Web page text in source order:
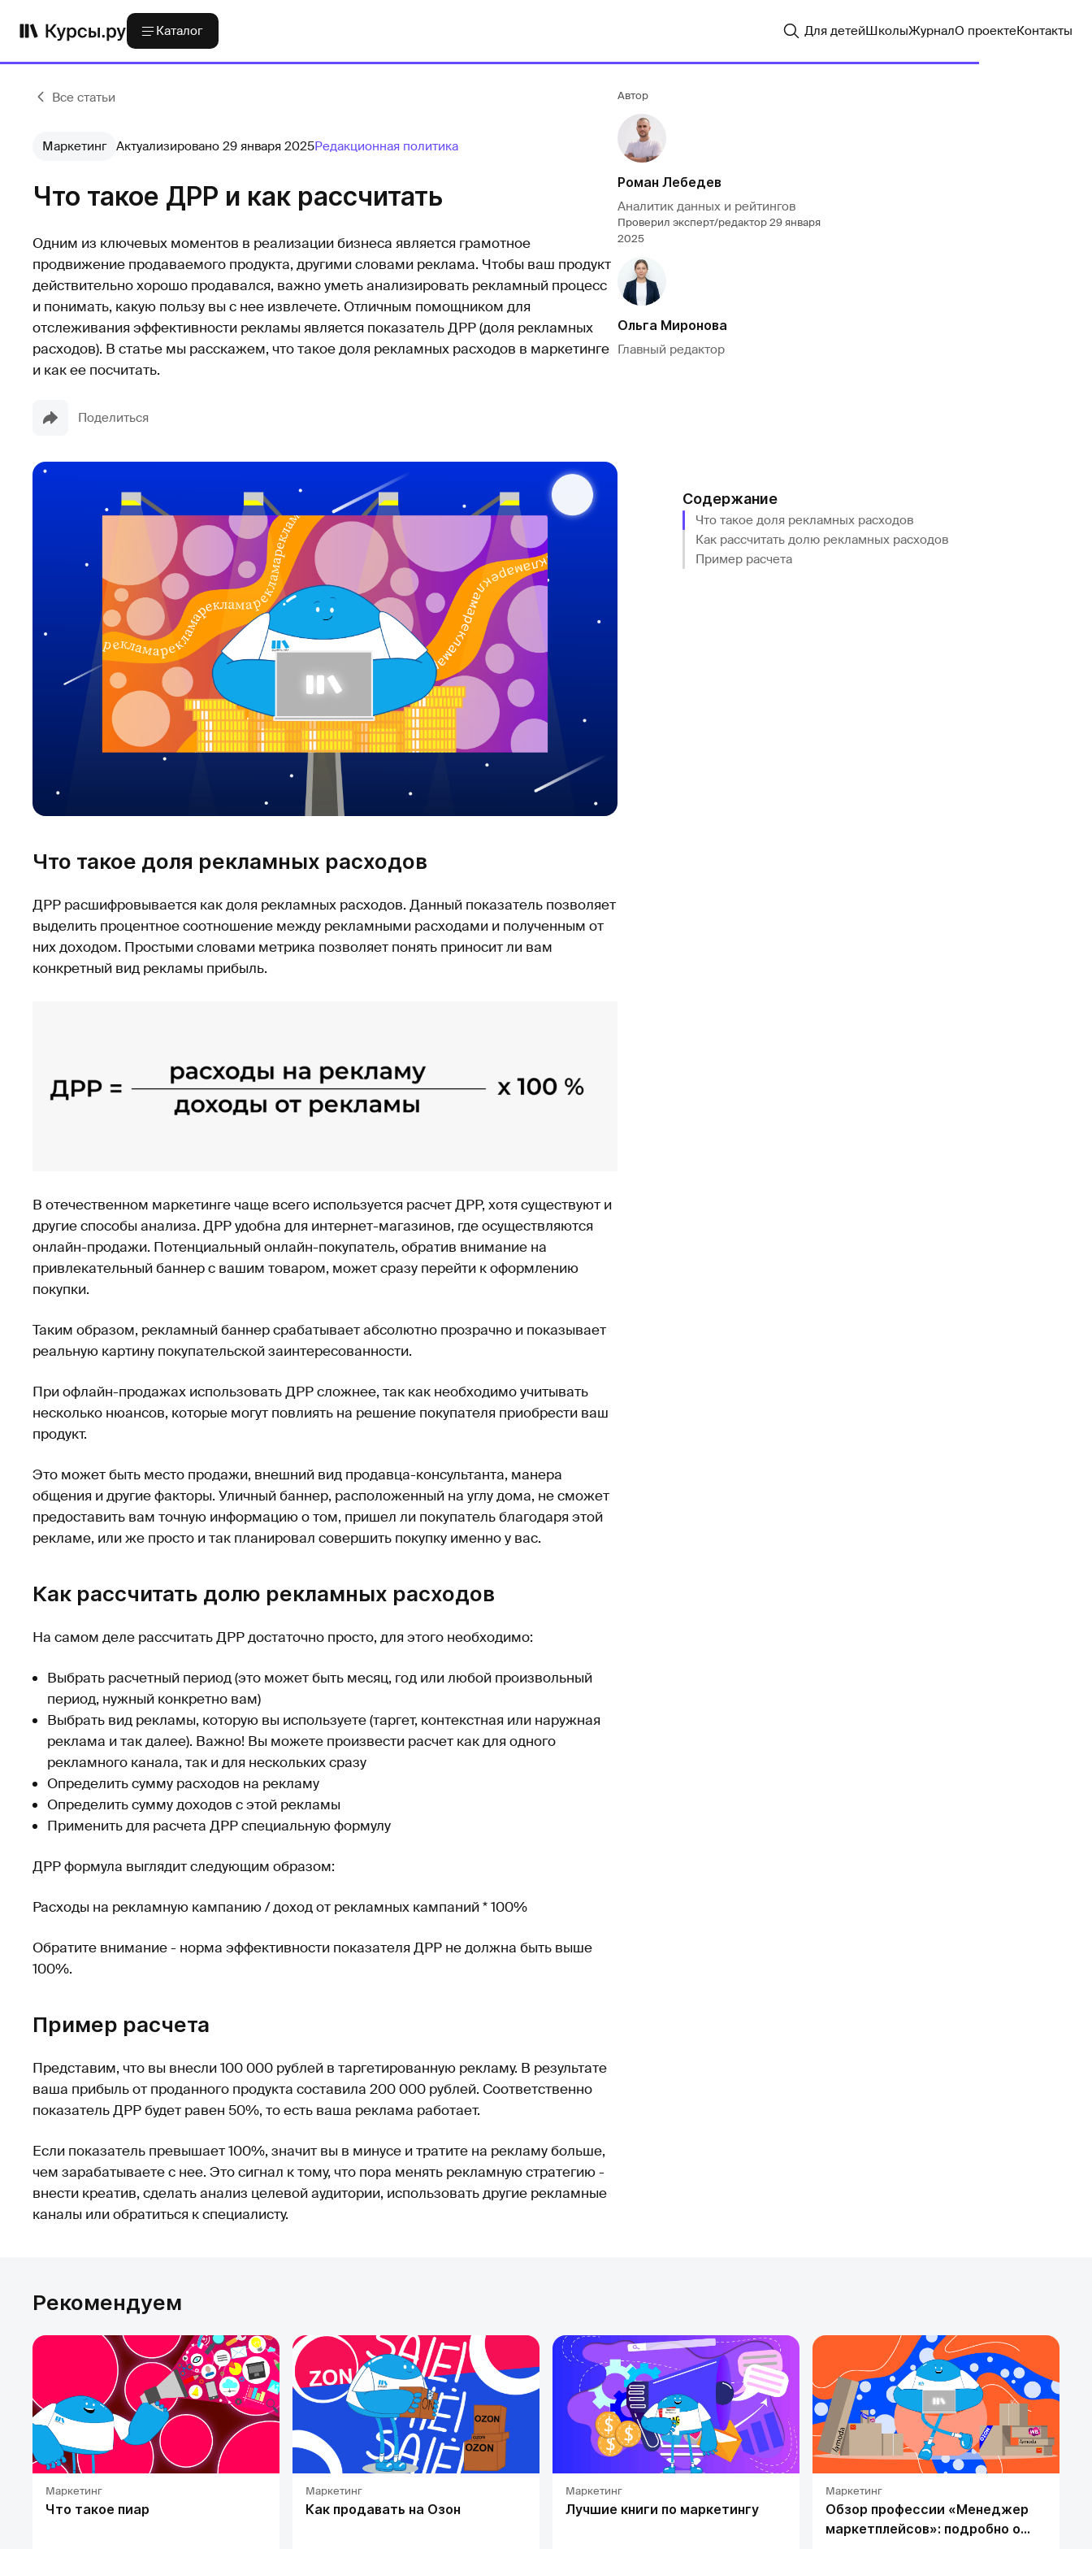
Каталог Для детейШколыЖурналО проектеКонтакты
Все статьи
Маркетинг Актуализировано 29 января 2025Редакционная политика
Что такое ДРР и как рассчитать
Одним из ключевых моментов в реализации бизнеса является грамотное
продвижение продаваемого продукта, другими словами реклама. Чтобы ваш продукт
действительно хорошо продавался, важно уметь анализировать рекламный процесс
и понимать, какую пользу вы с нее извлечете. Отличным помощником для
отслеживания эффективности рекламы является показатель ДРР (доля рекламных
расходов). В статье мы расскажем, что такое доля рекламных расходов в маркетинге
и как ее посчитать.
Поделиться
Автор
Роман Лебедев
Аналитик данных и рейтингов
Проверил эксперт/редактор29 января
2025
Ольга Миронова
Главный редактор
Что такое доля рекламных расходов
ДРР расшифровывается как доля рекламных расходов. Данный показатель позволяет
выделить процентное соотношение между рекламными расходами и полученным от
них доходом. Простыми словами метрика позволяет понять приносит ли вам
конкретный вид рекламы прибыль.
В отечественном маркетинге чаще всего используется расчет ДРР, хотя существуют и
другие способы анализа. ДРР удобна для интернет-магазинов, где осуществляются
онлайн-продажи. Потенциальный онлайн-покупатель, обратив внимание на
привлекательный баннер с вашим товаром, может сразу перейти к оформлению
покупки.
Таким образом, рекламный баннер срабатывает абсолютно прозрачно и показывает
реальную картину покупательской заинтересованности.
При офлайн-продажах использовать ДРР сложнее, так как необходимо учитывать
несколько нюансов, которые могут повлиять на решение покупателя приобрести ваш
продукт.
Это может быть место продажи, внешний вид продавца-консультанта, манера
общения и другие факторы. Уличный баннер, расположенный на углу дома, не сможет
предоставить вам точную информацию о том, пришел ли покупатель благодаря этой
рекламе, или же просто и так планировал совершить покупку именно у вас.
Как рассчитать долю рекламных расходов
На самом деле рассчитать ДРР достаточно просто, для этого необходимо:
Выбрать расчетный период (это может быть месяц, год или любой произвольный
период, нужный конкретно вам)
Выбрать вид рекламы, которую вы используете (таргет, контекстная или наружная
реклама и так далее). Важно! Вы можете произвести расчет как для одного
рекламного канала, так и для нескольких сразу
Определить сумму расходов на рекламу
Определить сумму доходов с этой рекламы
Применить для расчета ДРР специальную формулу
ДРР формула выглядит следующим образом:
Расходы на рекламную кампанию / доход от рекламных кампаний * 100%
Обратите внимание - норма эффективности показателя ДРР не должна быть выше
100%.
Пример расчета
Представим, что вы внесли 100 000 рублей в таргетированную рекламу. В результате
ваша прибыль от проданного продукта составила 200 000 рублей. Соответственно
показатель ДРР будет равен 50%, то есть ваша реклама работает.
Если показатель превышает 100%, значит вы в минусе и тратите на рекламу больше,
чем зарабатываете с нее. Это сигнал к тому, что пора менять рекламную стратегию -
внести креатив, сделать анализ целевой аудитории, использовать другие рекламные
каналы или обратиться к специалисту.
Содержание
Что такое доля рекламных расходов
Как рассчитать долю рекламных расходов
Пример расчета
Рекомендуем
Маркетинг
Что такое пиар
Маркетинг
Как продавать на Озон
Маркетинг
Лучшие книги по маркетингу
Маркетинг
Обзор профессии «Менеджер
маркетплейсов»: подробно о